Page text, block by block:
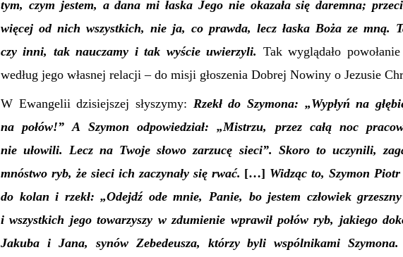
tym, czym jestem, a dana mi łaska Jego nie okazała się daremna;
więcej od nich wszystkich, nie ja, co prawda, lecz łaska Boża ze mną.
czy inni, tak nauczamy i tak wyścieuwierzyli. Tak wyglądało
według jego własnej relacji – do misji głoszenia Dobrej Nowiny o Jezusie
W Ewangelii dzisiejszej słyszymy: Rzekł do Szymona: „Wypłyń na
na połów!” A Szymon odpowiedział: „Mistrzu, przez całą noc
nie ułowili. Lecz na Twoje słowo zarzucę sieci”. Skoro to uczynili,
mnóstwo ryb, że sieci ich zaczynały się rwać. […] Widząc to, Szymon Piotr
do kolan i rzekł: „Odejdź ode mnie, Panie, bo jestem człowiek
i wszystkich jego towarzyszy w zdumienie wprawił połów ryb, jakiego
Jakuba i Jana, synów Zebedeusza, którzy byli wspólnikami